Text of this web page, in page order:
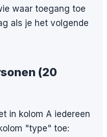
waar toegang toe
als je het volgende
(20
in kolom A iedereen
"type" toe: